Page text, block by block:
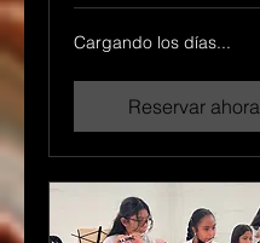
Cargando los días...
Reservar ahora